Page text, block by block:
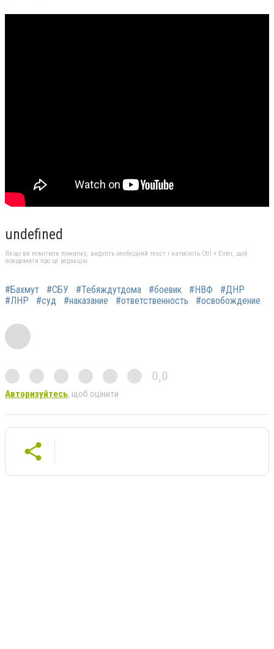
undefined
Якщо ви помітили помилку, виділіть необхідний текст і натисніть Ctrl + Enter, щоб
повідомити про це редакцію
#Бахмут #СБУ #Тебяждутдома #боевик #НВФ
#ДНР
#ЛНР
#суд #наказание #ответственность #освобождение
0,0
Авторизуйтесь, щоб оцінити